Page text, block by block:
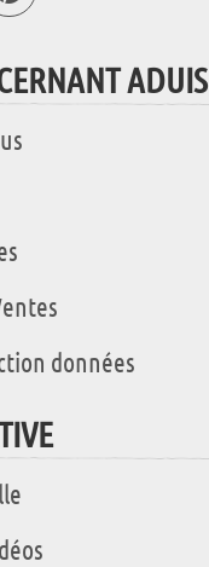
ADUIS
données